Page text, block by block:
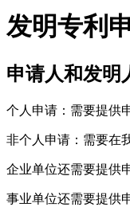
发明专利
申请人和发明
个人申请：需要提供
非个人申请：需要在
企业单位还需要提供
事业单位还需要提供